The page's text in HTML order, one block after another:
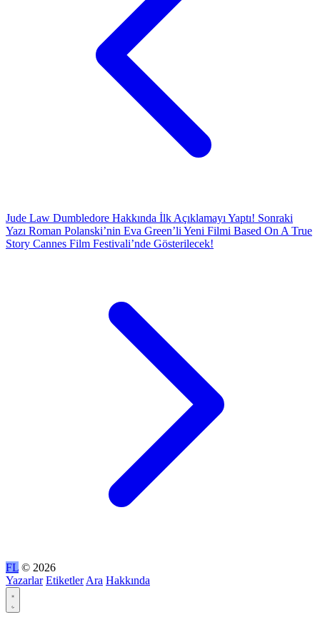
Jude Law Dumbledore Hakkında İlk Açıklamayı Yaptı! Sonraki
Yazı Roman Polanski’nin Eva Green’li Yeni Filmi Based On A True
Story Cannes Film Festivali’nde Gösterilecek!
FL © 2026
Yazarlar Etiketler Ara Hakkında